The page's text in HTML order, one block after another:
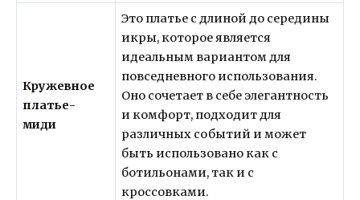
Кружевное
платье-
миди
Это платье с длиной до середины
икры, которое является
идеальным вариантом для
повседневного использования.
Оно сочетает в себе элегантность
и комфорт, подходит для
различных событий и может
быть использовано как с
ботильонами, так и с
кроссовками.